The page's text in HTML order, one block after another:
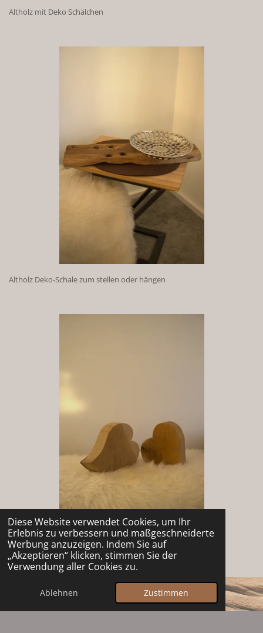
Diese Website verwendet Cookies, um Ihr
Erlebnis zu verbessern und maßgeschneiderte
Werbung anzuzeigen. Indem Sie auf
„Akzeptieren“ klicken, stimmen Sie der
Verwendung aller Cookies zu.
Ablehnen Zustimmen
Altholz mit Deko Schälchen
Altholz Deko-Schale zum stellen oder hängen
Eichenholz Herzen
zurück zu den Produkten